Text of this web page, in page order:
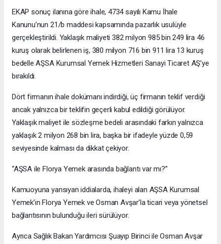
EKAP sonuç ilanına göre ihale, 4734 sayılı Kamu İhale
Kanunu’nun 21/b maddesi kapsamında pazarlık usulüyle
gerçekleştirildi. Yaklaşık maliyeti 382 milyon 985 bin 249 lira 46
kuruş olarak belirlenen iş, 380 milyon 716 bin 911 lira 13 kuruş
bedelle AŞSA Kurumsal Yemek Hizmetleri Sanayi Ticaret AŞ’ye
bırakıldı.
Dört firmanın ihale dokümanı indirdiği, üç firmanın teklif verdiği
ancak yalnızca bir teklifin geçerli kabul edildiği görülüyor.
Yaklaşık maliyet ile sözleşme bedeli arasındaki farkın yalnızca
yaklaşık 2 milyon 268 bin lira, başka bir ifadeyle yüzde 0,59
seviyesinde kalması da dikkat çekiyor.
“AŞSA ile Florya Yemek arasında bağlantı var mı?”
Kamuoyuna yansıyan iddialarda, ihaleyi alan AŞSA Kurumsal
Yemek’in Florya Yemek ve Osman Avşar’la ticari veya yönetsel
bağlantısının bulunduğu ileri sürülüyor.
Ayrıca Sağlık Bakan Yardımcısı Şuayıp Birinci ile Osman Avşar